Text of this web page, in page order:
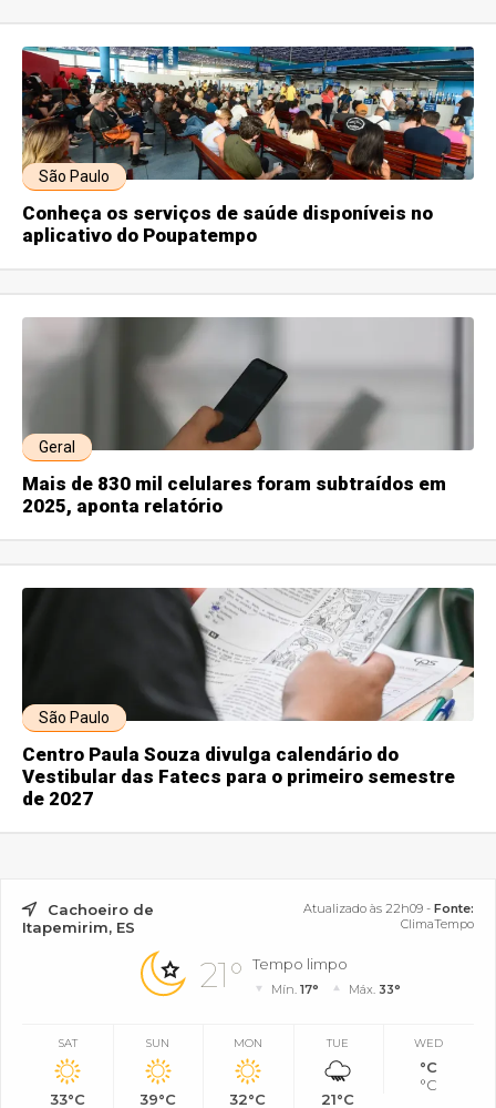
São Paulo
Conheça os serviços de saúde disponíveis no
aplicativo do Poupatempo
Geral
Mais de 830 mil celulares foram subtraídos em
2025, aponta relatório
São Paulo
Centro Paula Souza divulga calendário do
Vestibular das Fatecs para o primeiro semestre
de 2027
Cachoeiro de
Itapemirim, ES
Atualizado às 22h09 - Fonte:
ClimaTempo
21° Tempo limpo
Mín.17° Máx. 33°
SAT
33°C
SUN
39°C
MON
32°C
TUE
21°C
WED
°C
°C